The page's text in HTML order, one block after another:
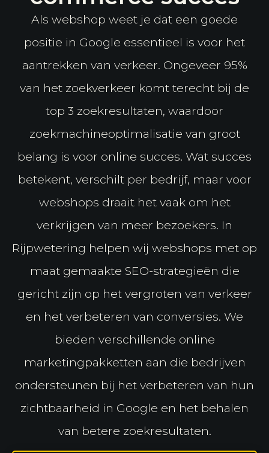
Als webshop weet je dat een goede
positie in Google essentieel is voor het
aantrekken van verkeer. Ongeveer 95%
van het zoekverkeer komt terecht bij de
top 3 zoekresultaten, waardoor
zoekmachineoptimalisatie van groot
belang is voor online succes. Wat succes
betekent, verschilt per bedrijf, maar voor
webshops draait het vaak om het
verkrijgen van meer bezoekers. In
Rijpwetering helpen wij webshops met op
maat gemaakte SEO-strategieën die
gericht zijn op het vergroten van verkeer
en het verbeteren van conversies. We
bieden verschillende online
marketingpakketten aan die bedrijven
ondersteunen bij het verbeteren van hun
zichtbaarheid in Google en het behalen
van betere zoekresultaten.